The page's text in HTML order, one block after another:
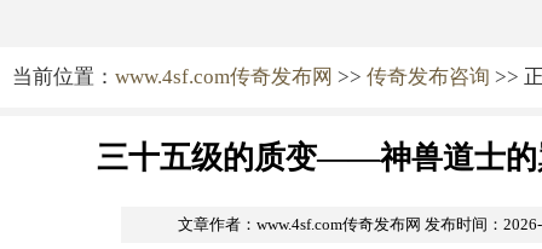
当前位置： www.4sf.com传奇发布网 >> 传奇发布咨询 >>
三十五级的质变——神兽道士的
文章作者：www.4sf.com传奇发布网 发布时间：